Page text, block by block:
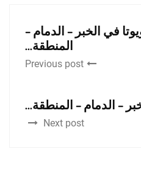
في الخبر – الدمام –
المنطقة...
Previous post
– الدمام – المنطقة...
Next post